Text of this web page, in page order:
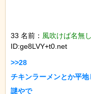
33 名前： 風吹けば名無し
ID:ge8LVY+t0.net
>>28
チキンラーメンとか平
謎やで